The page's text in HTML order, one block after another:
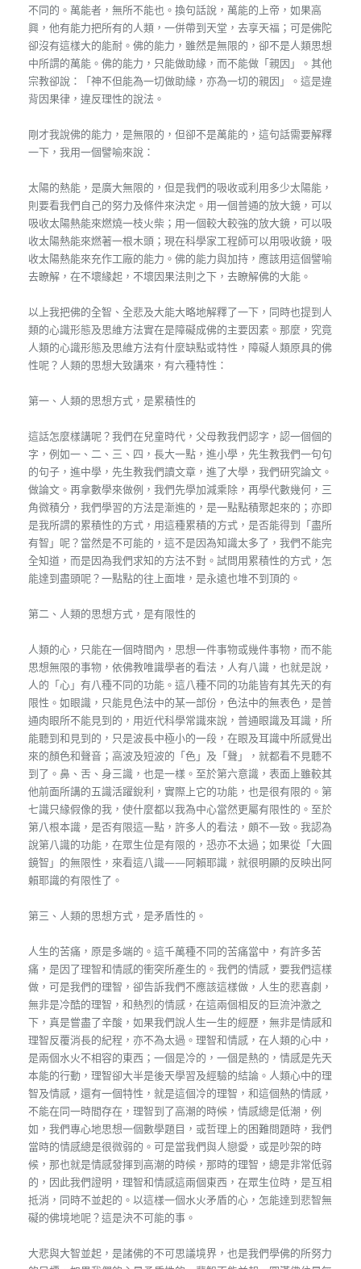
不同的。萬能者，無所不能也。換句話說，萬能的上帝，如果高
興，他有能力把所有的人類，一併帶到天堂，去享天福；可是佛陀
卻沒有這樣大的能耐。佛的能力，雖然是無限的，卻不是人類思想
中所謂的萬能。佛的能力，只能做助緣，而不能做「親因」。其他
宗教卻說：「神不但能為一切做助緣，亦為一切的親因」。這是違
背因果律，違反理性的說法。
剛才我說佛的能力，是無限的，但卻不是萬能的，這句話需要解釋
一下，我用一個譬喻來說：
太陽的熱能，是廣大無限的，但是我們的吸收或利用多少太陽能，
則要看我們自己的努力及條件來決定。用一個普通的放大鏡，可以
吸收太陽熱能來燃燒一枝火柴；用一個較大較強的放大鏡，可以吸
收太陽熱能來燃著一根木頭；現在科學家工程師可以用吸收鏡，吸
收太陽熱能來充作工廠的能力。佛的能力與加持，應該用這個譬喻
去瞭解，在不壞緣起，不壞因果法則之下，去瞭解佛的大能。
以上我把佛的全智、全悲及大能大略地解釋了一下，同時也提到人
類的心識形態及思維方法實在是障礙成佛的主要因素。那麼，究竟
人類的心識形態及思維方法有什麼缺點或特性，障礙人類原具的佛
性呢？人類的思想大致講來，有六種特性：
第一、人類的思想方式，是累積性的
這話怎麼樣講呢？我們在兒童時代，父母教我們認字，認一個個的
字，例如一、二、三、四，長大一點，進小學，先生教我們一句句
的句子，進中學，先生教我們讀文章，進了大學，我們研究論文。
做論文。再拿數學來做例，我們先學加減乘除，再學代數幾何，三
角微積分，我們學習的方法是漸進的，是一點點積聚起來的；亦即
是我所謂的累積性的方式，用這種累積的方式，是否能得到「盡所
有智」呢？當然是不可能的，這不是因為知識太多了，我們不能完
全知道，而是因為我們求知的方法不對。試問用累積性的方式，怎
能達到盡頭呢？一點點的往上面堆，是永遠也堆不到頂的。
第二、人類的思想方式，是有限性的
人類的心，只能在一個時間內，思想一件事物或幾件事物，而不能
思想無限的事物，依佛教唯識學者的看法，人有八識，也就是說，
人的「心」有八種不同的功能。這八種不同的功能皆有其先天的有
限性。如眼識，只能見色法中的某一部份，色法中的無表色，是普
通肉眼所不能見到的，用近代科學常識來說，普通眼識及耳識，所
能聽到和見到的，只是波長中極小的一段，在眼及耳識中所感覺出
來的顏色和聲音；高波及短波的「色」及「聲」，就都看不見聽不
到了。鼻、舌、身三識，也是一樣。至於第六意識，表面上雖較其
他前面所講的五識活躍銳利，實際上它的功能，也是很有限的。第
七識只緣假像的我，使什麼都以我為中心當然更屬有限性的。至於
第八根本識，是否有限這一點，許多人的看法，頗不一致。我認為
說第八識的功能，在眾生位是有限的，恐亦不太過；如果從「大圓
鏡智」的無限性，來看這八識——阿賴耶識，就很明顯的反映出阿
賴耶識的有限性了。
第三、人類的思想方式，是矛盾性的。
人生的苦痛，原是多端的。這千萬種不同的苦痛當中，有許多苦
痛，是因了理智和情感的衝突所產生的。我們的情感，要我們這樣
做，可是我們的理智，卻告訴我們不應該這樣做，人生的悲喜劇，
無非是冷酷的理智，和熱烈的情感，在這兩個相反的巨流沖激之
下，真是嘗盡了辛酸，如果我們說人生一生的經歷，無非是情感和
理智反覆消長的紀程，亦不為太過。理智和情感，在人類的心中，
是兩個水火不相容的東西；一個是冷的，一個是熱的，情感是先天
本能的行動，理智卻大半是後天學習及經驗的結論。人類心中的理
智及情感，還有一個特性，就是這個冷的理智，和這個熱的情感，
不能在同一時間存在，理智到了高潮的時候，情感總是低潮，例
如，我們專心地思想一個數學題目，或哲理上的困難問題時，我們
當時的情感總是很微弱的。可是當我們與人戀愛，或是吵架的時
候，那也就是情感發揮到高潮的時候，那時的理智，總是非常低弱
的，因此我們證明，理智和情感這兩個東西，在眾生位時，是互相
抵消，同時不並起的。以這樣一個水火矛盾的心，怎能達到悲智無
礙的佛境地呢？這是決不可能的事。
大悲與大智並起，是諸佛的不可思議境界，也是我們學佛的所努力